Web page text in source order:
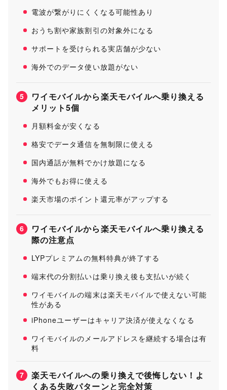
電波が繋がりにくくなる可能性あり
おうち割や家族割引の対象外になる
サポートを受けられる実店舗が少ない
海外でのデータ使い放題がない
5
ワイモバイルから楽天モバイルへ乗り換える
メリット5個
月額料金が安くなる
格安でデータ通信を無制限に使える
国内通話が無料でかけ放題になる
海外でもお得に使える
楽天市場のポイント還元率がアップする
6
ワイモバイルから楽天モバイルへ乗り換える
際の注意点
LYPプレミアムの無料特典が終了する
端末代の分割払いは乗り換え後も支払いが続く
ワイモバイルの端末は楽天モバイルで使えない可能
性がある
iPhoneユーザーはキャリア決済が使えなくなる
ワイモバイルのメールアドレスを継続する場合は有
料
7
楽天モバイルへの乗り換えで後悔しない！よ
くある失敗パターンと完全対策